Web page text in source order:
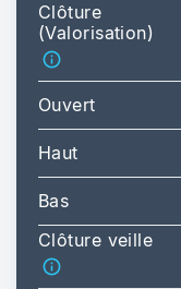
Clôture
(Valorisation)
Ouvert
Haut
Bas
Clôture veille